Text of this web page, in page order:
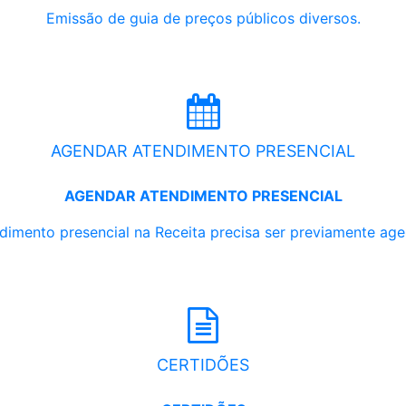
Emissão de guia de preços públicos diversos.
AGENDAR ATENDIMENTO PRESENCIAL
AGENDAR ATENDIMENTO PRESENCIAL
presencial na Receita precisa ser previamente
CERTIDÕES